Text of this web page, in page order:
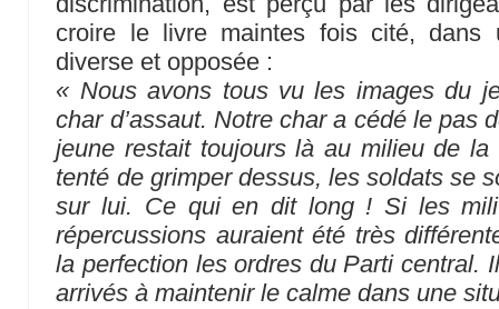
croire le livre maintes fois cité, dans
diverse et opposée :
« Nous avons tous vu les images du
char d’assaut. Notre char a cédé le pas
jeune restait toujours là au milieu de
tenté de grimper dessus, les soldats se
sur lui. Ce qui en dit long ! Si les
répercussions auraient été très
la perfection les ordres du Parti central.
arrivés à maintenir le calme dans une